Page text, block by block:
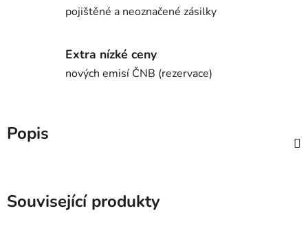
pojištěné a neoznačené zásilky
Extra nízké ceny
nových emisí ČNB (rezervace)
Popis
Související produkty